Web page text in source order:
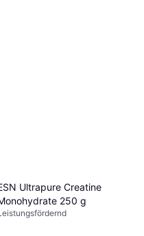
Ultrapure Creatine
250 g